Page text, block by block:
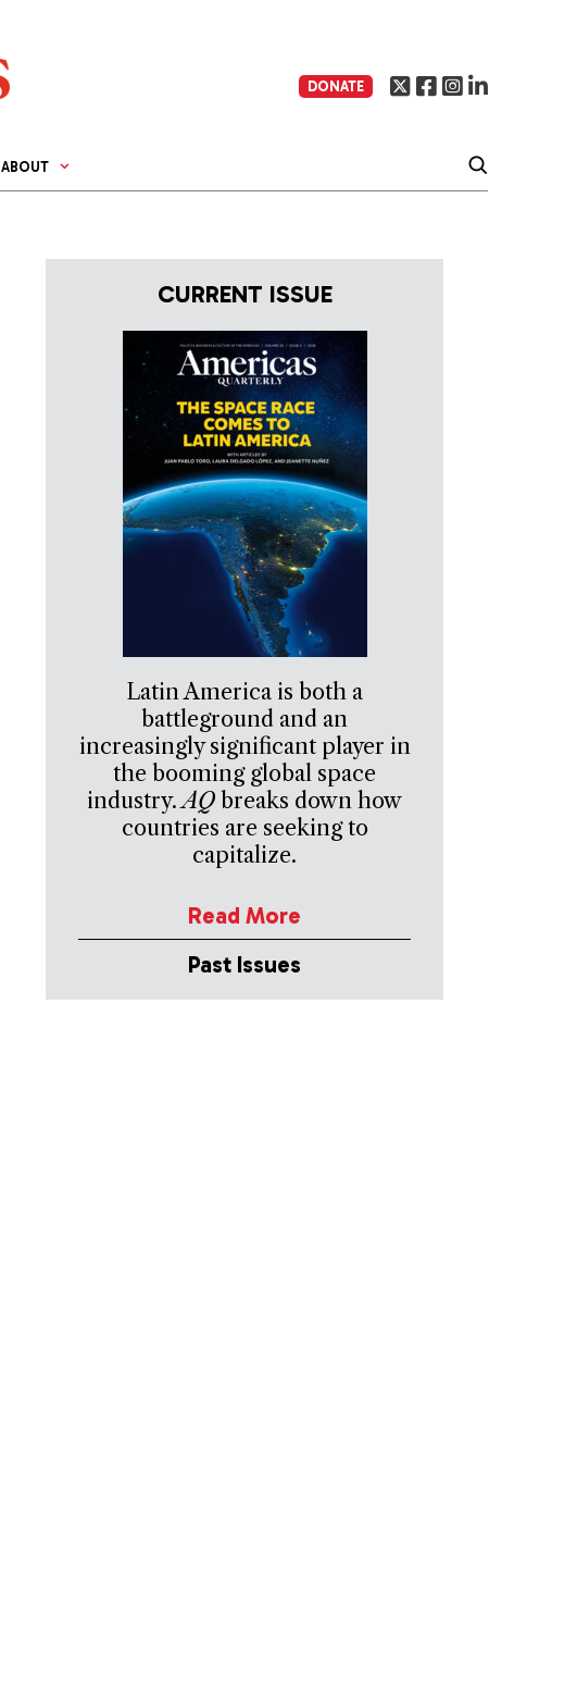
DONATE
ABOUT
CURRENT ISSUE
Latin America is both a
battleground and an
increasingly significant player in
the booming global space
industry.AQ breaks down how
countries are seeking to
capitalize.
Read More
Past Issues